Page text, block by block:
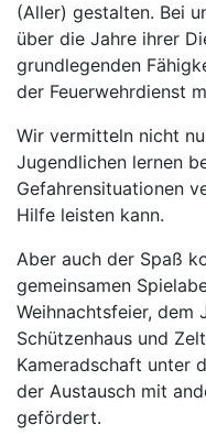
(Aller) gestalten. Bei
über die Jahre ihrer
grundlegenden
der Feuerwehrdienst
Wir vermitteln nicht
Jugendlichen lernen
Gefahrensituationen
Hilfe leisten kann.
Aber auch der Spaß
gemeinsamen
Weihnachtsfeier, dem
Schützenhaus und
Kameradschaft unter
der Austausch mit
gefördert.